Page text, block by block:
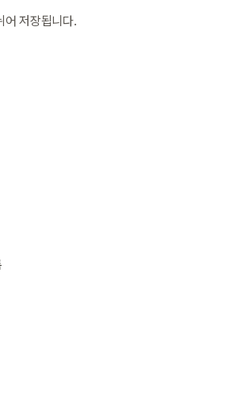
어 저장됩니다.